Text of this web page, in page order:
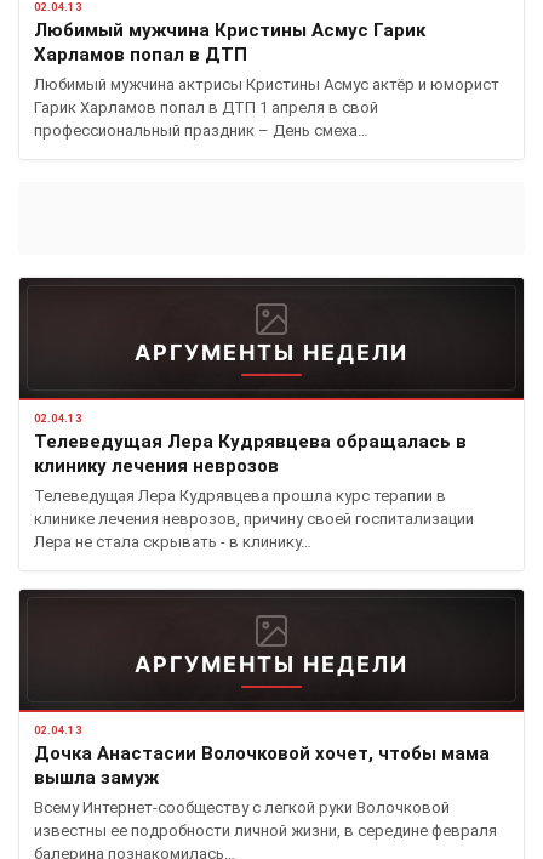
02.04.13
Любимый мужчина Кристины Асмус Гарик
Харламов попал в ДТП
Любимый мужчина актрисы Кристины Асмус актёр и юморист
Гарик Харламов попал в ДТП 1 апреля в свой
профессиональный праздник – День смеха…
АРГУМЕНТЫ НЕДЕЛИ
02.04.13
Телеведущая Лера Кудрявцева обращалась в
клинику лечения неврозов
Телеведущая Лера Кудрявцева прошла курс терапии в
клинике лечения неврозов, причину своей госпитализации
Лера не стала скрывать - в клинику…
АРГУМЕНТЫ НЕДЕЛИ
02.04.13
Дочка Анастасии Волочковой хочет, чтобы мама
вышла замуж
Всему Интернет-сообществу с легкой руки Волочковой
известны ее подробности личной жизни, в середине февраля
балерина познакомилась…